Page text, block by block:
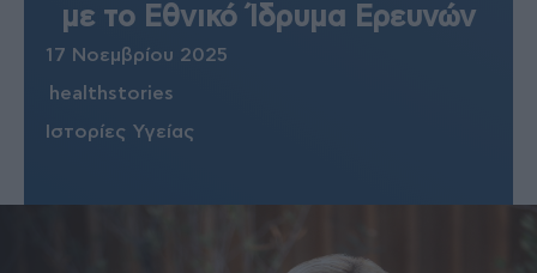
με το Εθνικό Ίδρυμα Ερευνών
17 Νοεμβρίου 2025
healthstories
Ιστορίες Υγείας